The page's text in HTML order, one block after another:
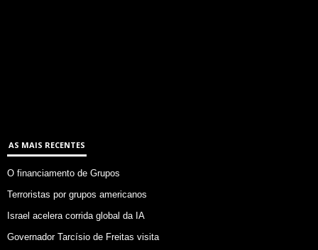
AS MAIS RECENTES
O financiamento de Grupos
Terroristas por grupos americanos
Israel acelera corrida global da IA
Governador Tarcísio de Freitas visita